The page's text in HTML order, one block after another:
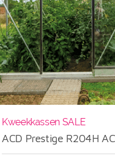
Kweekkassen SALE
ACD Prestige R204H